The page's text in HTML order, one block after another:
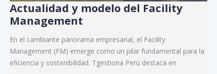
Actualidad y modelo del Facility
Management
En el cambiante panorama empresarial, el Facility
Management (FM) emerge como un pilar fundamental para la
eficiencia y sostenibilidad. Tgestiona Perú destaca en